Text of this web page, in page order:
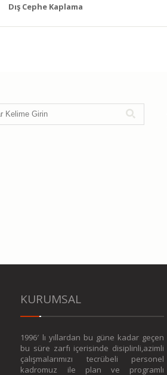
Dış Cephe Kaplama
KURUMSAL
1996′ lı yıllardan bu güne kadar geçen
bu süre zarfı içerisinde disiplinli,azimli
çalışmalarımızı tecrübeli personel
kadromuz ile plan ve programlı